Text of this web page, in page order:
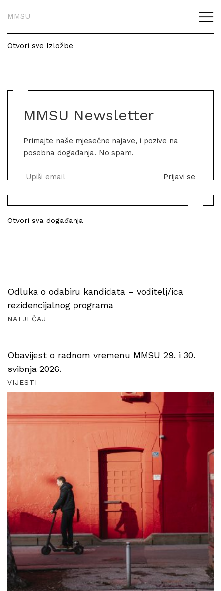
MMSU
Otvori sve Izložbe
MMSU Newsletter
Primajte naše mjesečne najave, i pozive na
posebna događanja. No spam.
Otvori sva događanja
Odluka o odabiru kandidata – voditelj/ica
rezidencijalnog programa
NATJEČAJ
Obavijest o radnom vremenu MMSU 29. i 30.
svibnja 2026.
VIJESTI